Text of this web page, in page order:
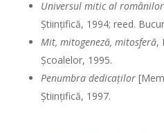
Universul mitic al românilor
Ştiinţifică, 1994; reed.
Mit, mitogeneză, mitosferă,
Şcoalelor, 1995.
Penumbra dedicaţilor
Ştiinţifică, 1997.